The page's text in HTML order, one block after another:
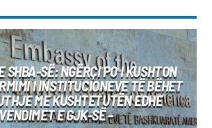
SHBA-SË: NGËRÇI PO I KUSHTON
I INSTITUCIONEVE TË BËHET
ME KUSHTETUTËN EDHE
E GJK-SË –